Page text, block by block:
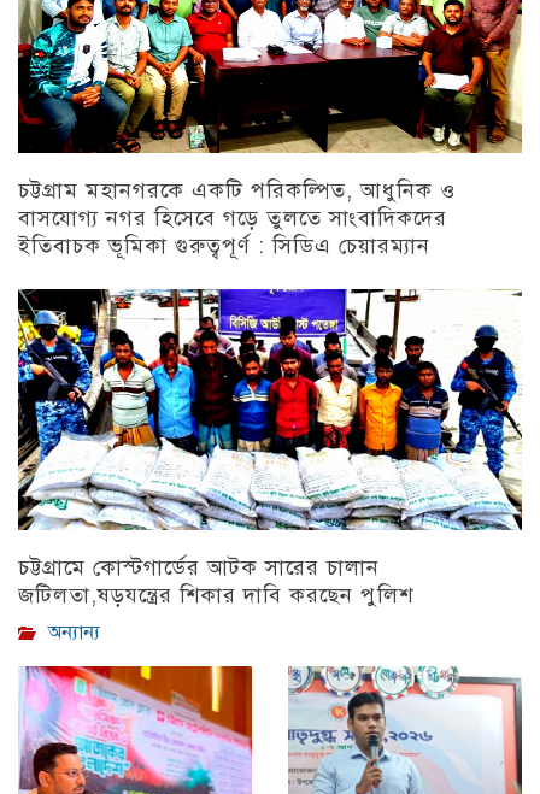
চট্টগ্রাম মহানগরকে একটি পরিকল্পিত, আধুনিক ও
বাসযোগ্য নগর হিসেবে গড়ে তুলতে সাংবাদিকদের
ইতিবাচক ভূমিকা গুরুত্বপূর্ণ : সিডিএ চেয়ারম্যান
চট্টগ্রামে কোস্টগার্ডের আটক সারের চালান
জটিলতা,ষড়যন্ত্রের শিকার দাবি করছেন পুলিশ
অন্যান্য